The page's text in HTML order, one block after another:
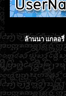
ล้านนา แกลอรี่